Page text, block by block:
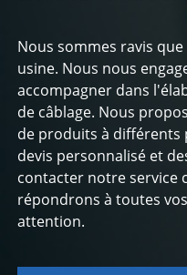
Nous sommes ravis
usine. Nous nous
accompagner dans
de câblage. Nous
de produits à différents
devis personnalisé et
contacter notre service
répondrons à toutes
attention.